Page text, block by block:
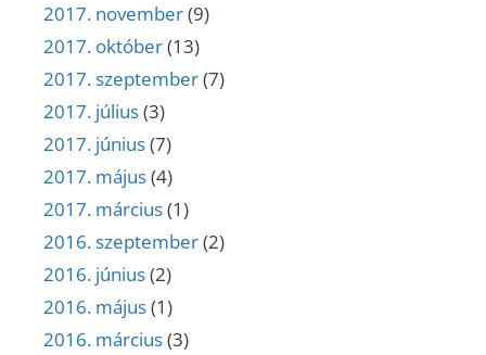
2017. november(9)
2017. október(13)
2017. szeptember(7)
2017. július(3)
2017. június(7)
2017. május(4)
2017. március(1)
2016. szeptember(2)
2016. június(2)
2016. május(1)
2016. március(3)